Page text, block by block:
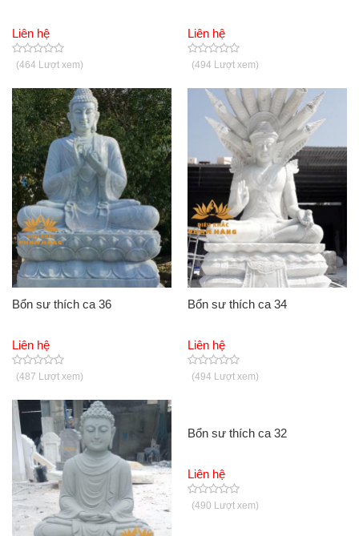
Liên hệ
(464 Lượt xem)
Liên hệ
(494 Lượt xem)
Bổn sư thích ca 36
Liên hệ
(487 Lượt xem)
Bổn sư thích ca 34
Liên hệ
(494 Lượt xem)
Bổn sư thích ca 32
Liên hệ
(490 Lượt xem)